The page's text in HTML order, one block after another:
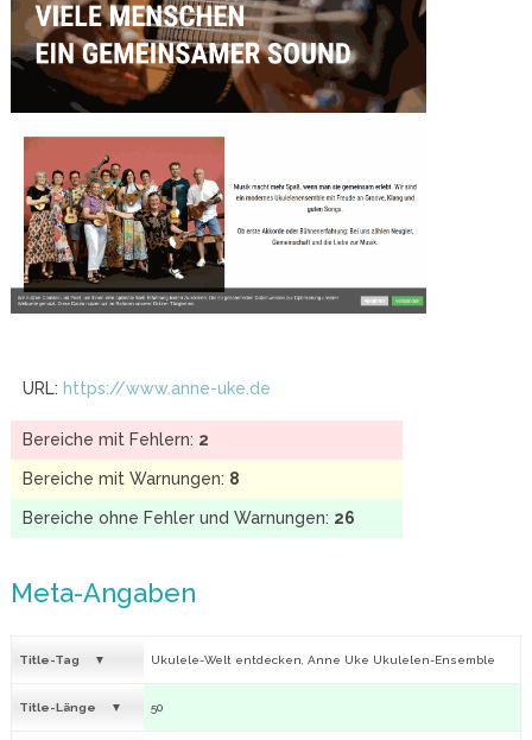
URL: https://www.anne-uke.de
Bereiche mit Fehlern: 2
Bereiche mit Warnungen: 8
Bereiche ohne Fehler und Warnungen: 26
Meta-Angaben
Title-Tag Ukulele-Welt entdecken, Anne Uke Ukulelen-Ensemble
Title-Länge 50